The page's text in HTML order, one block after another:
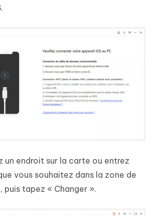
un endroit sur la carte ou entrez
vous souhaitez dans la zone de
puis tapez « Changer ».